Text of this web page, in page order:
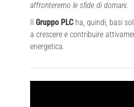
affronteremo le sfide di domani.
Gruppo PLC ha, quindi, basi
a crescere e contribuire
energetica.